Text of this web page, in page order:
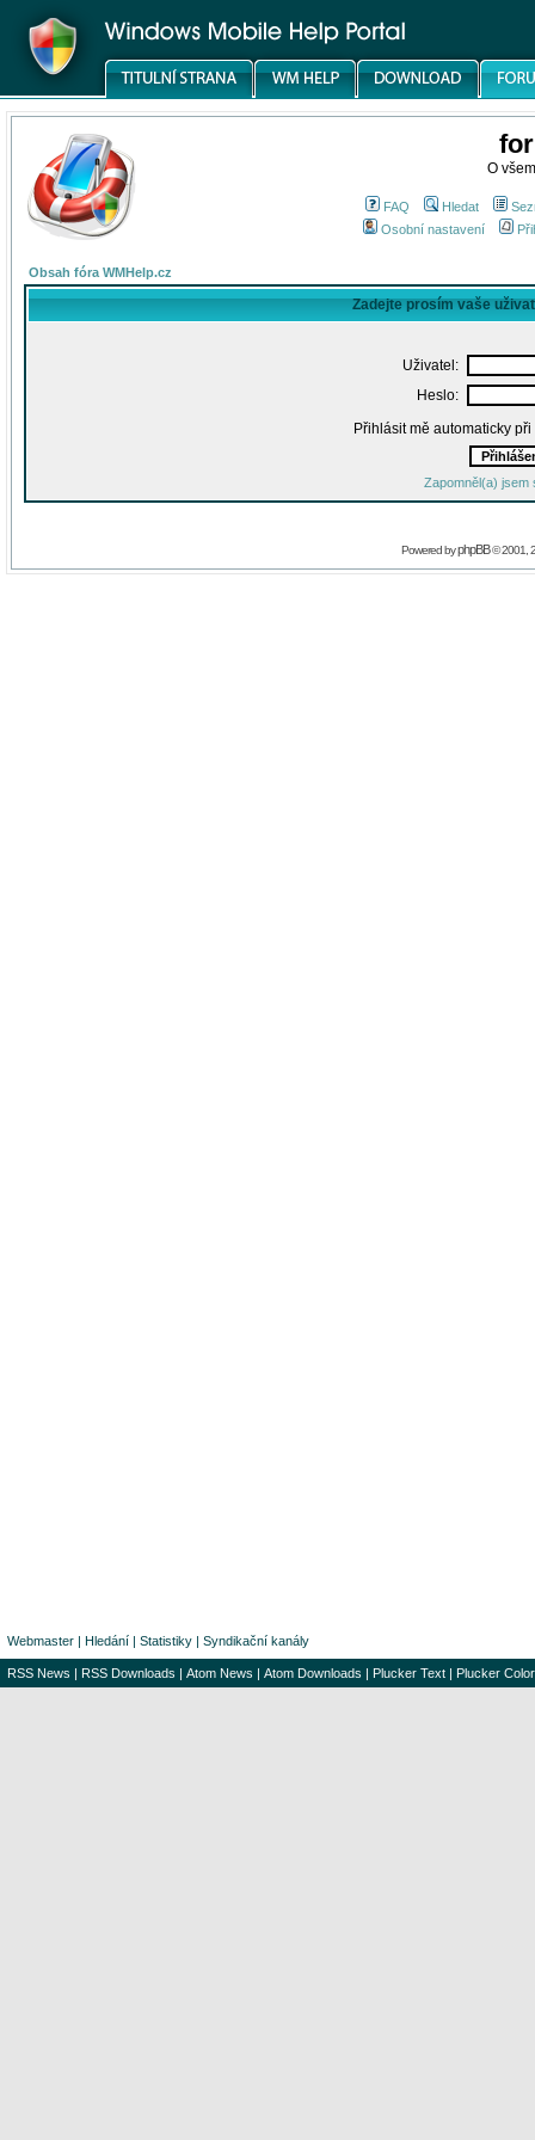
O
FAQ Hledat
Osobní nastavení
Obsah fóra WMHelp.cz
Zadejte prosím vaše
Uživatel:
Heslo:
Přihlásit mě automaticky
Zapomněl(a) jsem
Powered byphpBB© 2001,
Webmaster | Hledání | Statistiky | Syndikační kanály
RSS News | RSS Downloads | Atom News | Atom Downloads | Plucker Text | Plucker Color